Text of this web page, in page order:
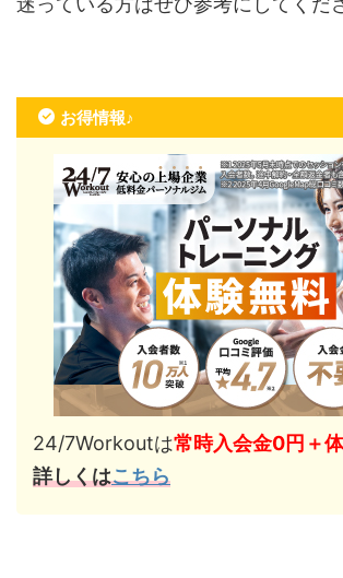
お得情報♪
24/7Workoutは常時入会金0円＋
詳しくはこちら